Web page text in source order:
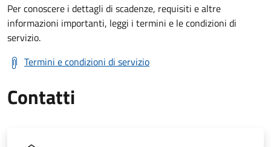
Per conoscere i dettagli di scadenze, requisiti e altre
informazioni importanti, leggi i termini e le condizioni di
servizio.
Termini e condizioni di servizio
Contatti